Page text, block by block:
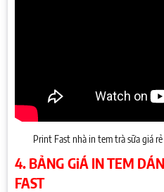
Print Fast nhà in tem trà sữa giá
4. BẢNG GiÁ IN TEM
FAST